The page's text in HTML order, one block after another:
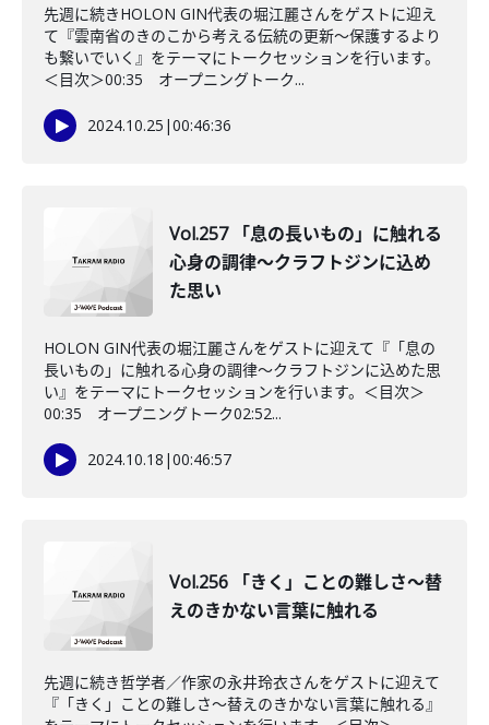
先週に続きHOLON GIN代表の堀江麗さんをゲストに迎え
て『雲南省のきのこから考える伝統の更新～保護するより
も繋いでいく』をテーマにトークセッションを行います。
＜目次＞00:35 オープニングトーク...
2024.10.25 |00:46:36
Vol.257 「息の長いもの」に触れる
心身の調律～クラフトジンに込め
た思い
HOLON GIN代表の堀江麗さんをゲストに迎えて『「息の
長いもの」に触れる心身の調律～クラフトジンに込めた思
い』をテーマにトークセッションを行います。＜目次＞
00:35 オープニングトーク02:52...
2024.10.18 |00:46:57
Vol.256 「きく」ことの難しさ～替
えのきかない言葉に触れる
先週に続き哲学者／作家の永井玲衣さんをゲストに迎えて
『「きく」ことの難しさ～替えのきかない言葉に触れる』